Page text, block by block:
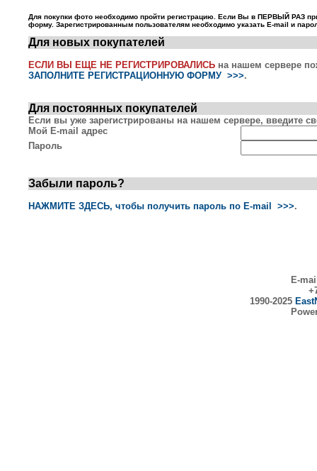
Для покупки фото необходимо пройти регистрацию. Если Вы в ПЕРВЫЙ РАЗ
форму. Зарегистрированным пользователям необходимо указать E-mail и
Для новых покупателей
ЕСЛИ ВЫ ЕЩЕ НЕ РЕГИСТРИРОВАЛИСЬ на нашем сервере
ЗАПОЛНИТЕ РЕГИСТРАЦИОННУЮ ФОРМУ >>>.
Для постоянных покупателей
Если вы уже зарегистрированы на нашем сервере, введите
Мой E-mail адрес
Пароль
Забыли пароль?
НАЖМИТЕ ЗДЕСЬ, чтобы получить пароль по E-mail >>>.
E-
1990-2025